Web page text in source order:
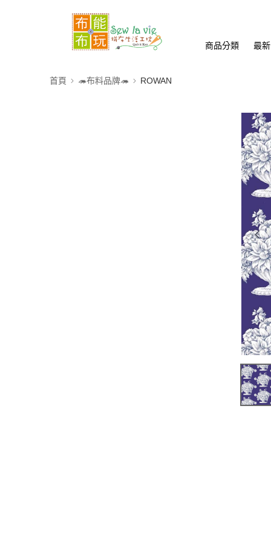
商品分類 最
首頁 🦔布料品牌🦔 ROWAN